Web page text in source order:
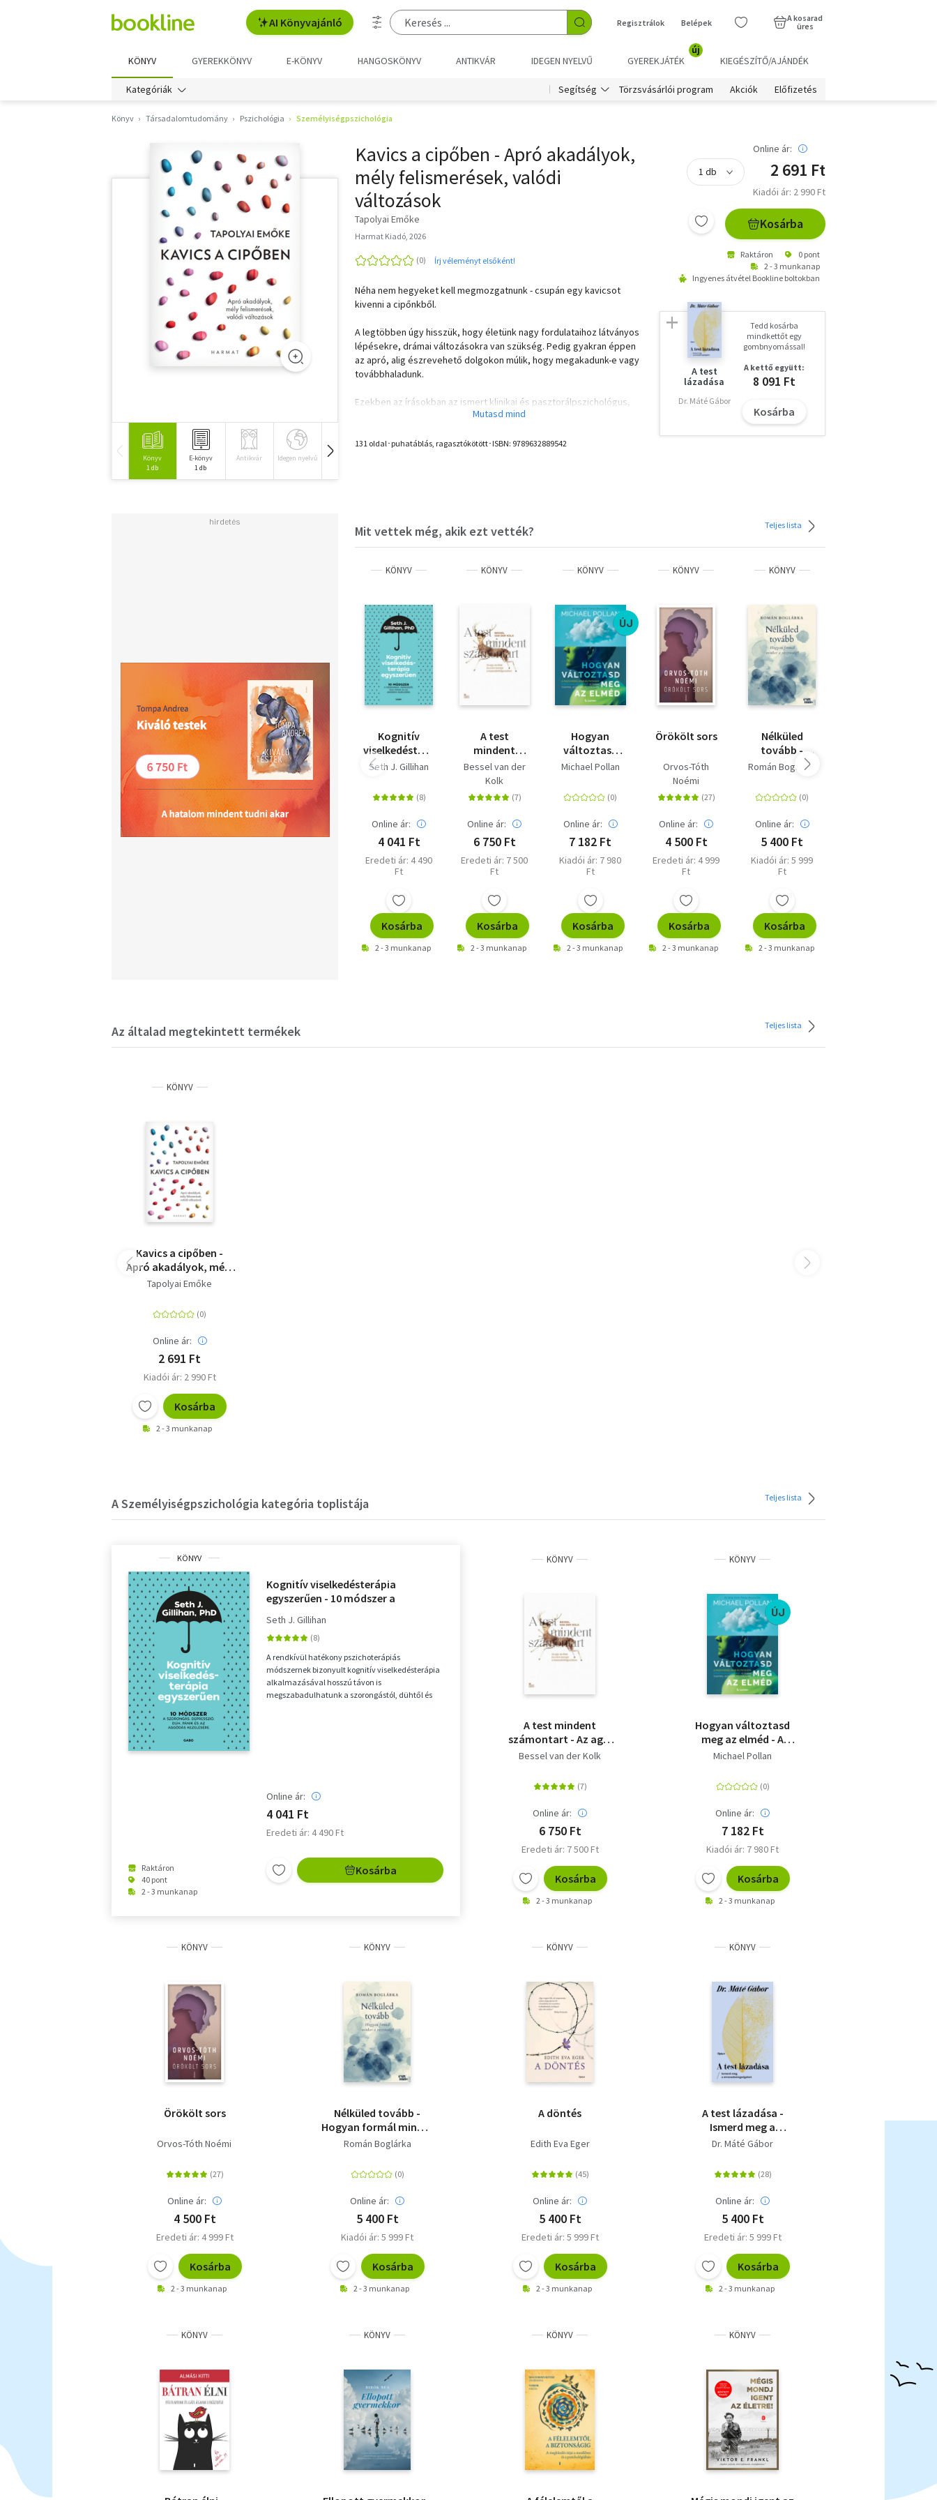
AI Könyvajánló Regisztrálok Belépek
A kosarad
üres
KÖNYV GYEREKKÖNYV E-KÖNYV HANGOSKÖNYV ANTIKVÁR IDEGEN NYELVŰ GYEREKJÁTÉK
új
KIEGÉSZÍTŐ/AJÁNDÉK
Kategóriák Segítség Törzsvásárlói program Akciók Előfizetés
Könyv Társadalomtudomány Pszichológia Személyiségpszichológia
Könyv
1 db
E-könyv
1 db
Antikvár Idegen nyelvű Hangoskönyv
Kavics a cipőben - Apró akadályok,
mély felismerések, valódi
változások
Tapolyai Emőke
Harmat Kiadó, 2026
Írj véleményt elsőként!
Néha nem hegyeket kell megmozgatnunk - csupán egy kavicsot
kivenni a cipőnkből.
A legtöbben úgy hisszük, hogy életünk nagy fordulataihoz látványos
lépésekre, drámai változásokra van szükség. Pedig gyakran éppen
az apró, alig észrevehető dolgokon múlik, hogy megakadunk-e vagy
továbbhaladunk.
Ezekben az írásokban az ismert klinikai és pasztorálpszichológus,
Tapolyai Emőke nem csodaszereket vagy forradalmi technikákat
jellemvonásokra és viselkedésformákra irányítja rá a figyelmet,
A könyvben szereplő írások korábban a Family magazinban jelentek
131 oldal･puhatáblás, ragasztókötött･ISBN: 9789632889542
Online ár:
2 691 Ft
Kiadói ár: 2 990 Ft
Kosárba
Raktáron
0 pont
2 - 3 munkanap
Ingyenes átvétel Bookline boltokban
A test
lázadása
Dr. Máté Gábor
Tedd kosárba
mindkettőt egy
gombnyomással!
A kettő együtt:
8 091 Ft
Kosárba
Mit vettek még, akik ezt vették? Teljes lista
KÖNYV
Kognitív
viselkedésterápia
egyszerűen -
szorongás,
depresszió,
düh, pánik és
kezelésére
Seth J. Gillihan
Online ár:
4 041 Ft
Eredeti ár: 4 490
Ft
Kosárba
2 - 3 munkanap
KÖNYV
A test
mindent
számontart -
Az agy, az
elme és a test
szerepe a
traumafeldolgozásban
Bessel van der
Kolk
Online ár:
6 750 Ft
Eredeti ár: 7 500
Ft
Kosárba
2 - 3 munkanap
KÖNYV
ÚJ
Hogyan
változtasd
meg az elméd
pszichedelikus
kutatások
forradalmi
az emberi
tudatról, az
életről és a
Michael Pollan
Online ár:
7 182 Ft
Kiadói ár: 7 980
Ft
Kosárba
2 - 3 munkanap
KÖNYV
Örökölt sors
Orvos-Tóth
Noémi
Online ár:
4 500 Ft
Eredeti ár: 4 999
Ft
Kosárba
2 - 3 munkanap
KÖNYV
Nélküled
tovább -
Hogyan
minket a
veszteség?
Román Boglárka
Online ár:
5 400 Ft
Kiadói ár: 5 999
Ft
Kosárba
2 - 3 munkanap
Az általad megtekintett termékek Teljes lista
KÖNYV
Kavics a cipőben -
Apró akadályok, mély
felismerések, valódi
Tapolyai Emőke
Online ár:
2 691 Ft
Kiadói ár: 2 990 Ft
Kosárba
2 - 3 munkanap
A Személyiségpszichológia kategória toplistája Teljes lista
KÖNYV
Raktáron
40 pont
2 - 3 munkanap
Kognitív viselkedésterápia
egyszerűen - 10 módszer a
és az aggódás kezelésére
Seth J. Gillihan
A rendkívül hatékony pszichoterápiás
módszernek bizonyult kognitív viselkedésterápia
alkalmazásával hosszú távon is
megszabadulhatunk a szorongástól, dühtől és
Online ár:
4 041 Ft
Eredeti ár: 4 490 Ft
Kosárba
KÖNYV
A test mindent
számontart - Az agy,
az elme és a test
traumafeldolgozásban
Bessel van der Kolk
Online ár:
6 750 Ft
Eredeti ár: 7 500 Ft
Kosárba
2 - 3 munkanap
KÖNYV
ÚJ
Hogyan változtasd
meg az elméd - A
pszichedelikus
eredményei az emberi
tudatról, az életről és
a halálról
Michael Pollan
Online ár:
7 182 Ft
Kiadói ár: 7 980 Ft
Kosárba
2 - 3 munkanap
KÖNYV
Örökölt sors
Orvos-Tóth Noémi
Online ár:
4 500 Ft
Eredeti ár: 4 999 Ft
Kosárba
2 - 3 munkanap
KÖNYV
Nélküled tovább -
Hogyan formál minket
a veszteség?
Román Boglárka
Online ár:
5 400 Ft
Kiadói ár: 5 999 Ft
Kosárba
2 - 3 munkanap
KÖNYV
A döntés
Edith Eva Eger
Online ár:
5 400 Ft
Eredeti ár: 5 999 Ft
Kosárba
2 - 3 munkanap
KÖNYV
A test lázadása -
Ismerd meg a
stresszbetegségeket
Dr. Máté Gábor
Online ár:
5 400 Ft
Eredeti ár: 5 999 Ft
Kosárba
2 - 3 munkanap
KÖNYV KÖNYV KÖNYV KÖNYV